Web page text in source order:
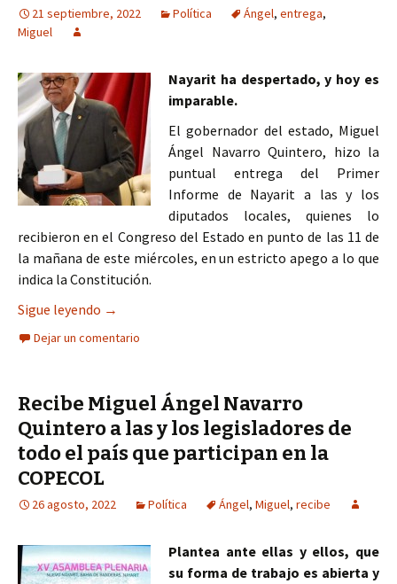
21 septiembre, 2022 Política Ángel, entrega,
Miguel
Nayarit ha despertado, y hoy es
imparable.
El gobernador del estado, Miguel
Ángel Navarro Quintero, hizo la
puntual entrega del Primer
Informe de Nayarit a las y los
diputados locales, quienes lo
recibieron en el Congreso del Estado en punto de las 11 de
la mañana de este miércoles, en un estricto apego a lo que
indica la Constitución.
Sigue leyendo Entrega Miguel Ángel Navarro Quintero, el
→
Dejar un comentario
Recibe Miguel Ángel Navarro
Quintero a las y los legisladores de
todo el país que participan en la
COPECOL
26 agosto, 2022 Política Ángel, Miguel, recibe
Plantea ante ellas y ellos, que
su forma de trabajo es abierta y